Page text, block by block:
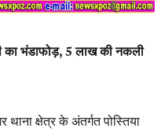
का भंडाफोड़, 5 लाख की नकली
क्षेत्र के अंतर्गत पोस्तिया